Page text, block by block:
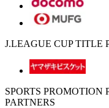
J.LEAGUE CUP TITLE
SPORTS PROMOTION
PARTNERS